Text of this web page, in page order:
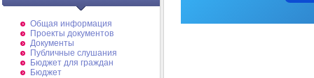
Общая информация
Проекты документов
Документы
Публичные слушания
Бюджет для граждан
Бюджет